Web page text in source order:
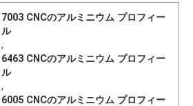
7003 CNCのアルミニウム プロフィー
ル
,
6463 CNCのアルミニウム プロフィー
ル
,
6005 CNCのアルミニウム プロフィー